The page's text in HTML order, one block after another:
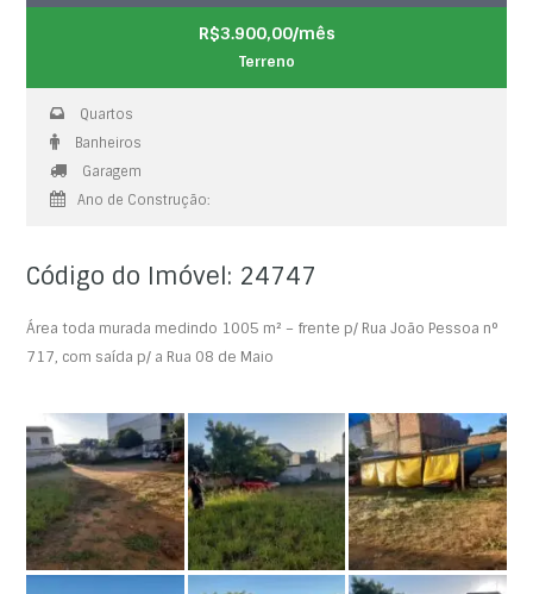
R$3.900,00/mês
Terreno
Quartos
Banheiros
Garagem
Ano de Construção:
Código do Imóvel: 24747
Área toda murada medindo 1005 m² – frente p/ Rua João Pessoa n°
717, com saída p/ a Rua 08 de Maio